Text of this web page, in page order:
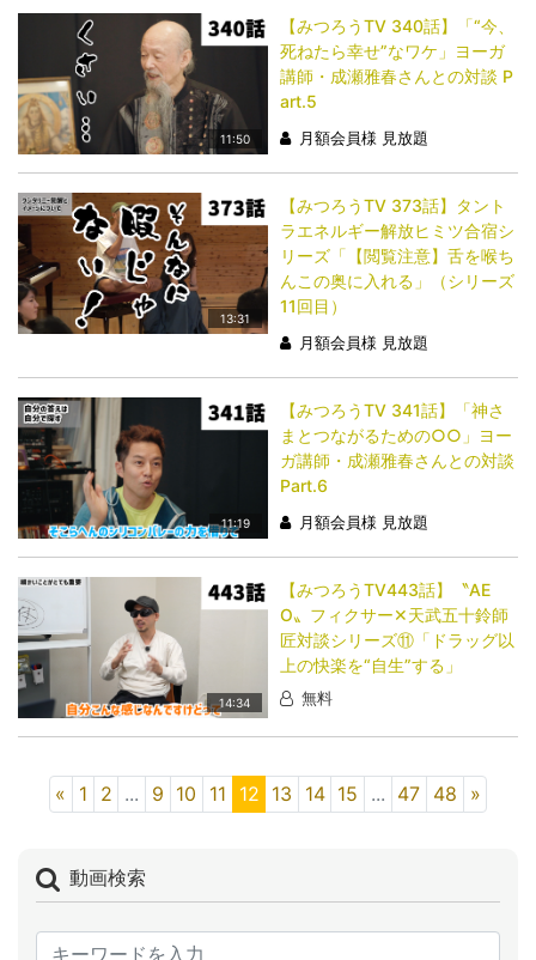
11:50
【みつろうTV 340話】「​​​​​​​“今、
死ねたら幸せ”なワケ」ヨーガ
講師・成瀬雅春さんとの対談 P
art.5
月額会員様 見放題
13:31
【みつろうTV 373話】タント
ラエネルギー解放ヒミツ合宿シ
リーズ「【閲覧注意】舌を喉ち
んこの奥に入れる」（シリーズ
11回目）
月額会員様 見放題
11:19
【みつろうTV 341話】「​​​​​​​神さ
まとつながるための○○」ヨー
ガ講師・成瀬雅春さんとの対談
Part.6
月額会員様 見放題
14:34
【みつろうTV443話】〝AE
O〟フィクサー✕天武五十鈴師
匠対談シリーズ⑪「ドラッグ以
上の快楽を“自生”する」
無料
« 1 2 ... 9 10 11 12 13 14 15 ... 47 48 »
動画検索